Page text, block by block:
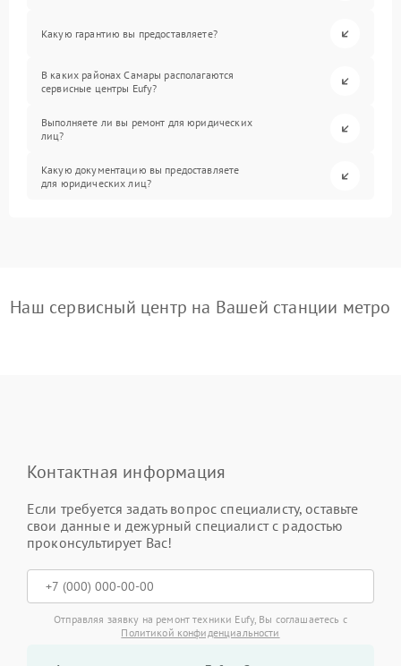
Какую гарантию вы предоставляете?
В каких районах Самары располагаются
сервисные центры Eufy?
Выполняете ли вы ремонт для юридических
лиц?
Какую документацию вы предоставляете
для юридических лиц?
Наш сервисный центр на Вашей станции метро
Контактная информация
Если требуется задать вопрос специалисту, оставьте
свои данные и дежурный специалист с радостью
проконсультирует Вас!
Отправляя заявку на ремонт техники Eufy, Вы соглашаетесь с
Политикой конфиденциальности